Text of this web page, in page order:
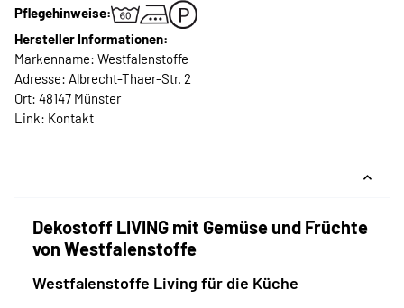
Pflegehinweise:
Hersteller Informationen:
Markenname: Westfalenstoffe
Adresse: Albrecht-Thaer-Str. 2
Ort: 48147 Münster
Link: Kontakt
Dekostoff LIVING mit Gemüse und Früchte
von Westfalenstoffe
Westfalenstoffe Living für die Küche